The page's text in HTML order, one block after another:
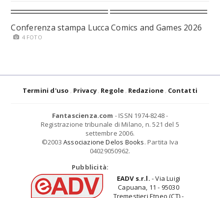
Conferenza stampa Lucca Comics and Games 2026
4 FOTO
Termini d'uso Privacy Regole Redazione Contatti
Fantascienza.com - ISSN 1974-8248 -
Registrazione tribunale di Milano, n. 521 del 5
settembre 2006.
©2003 Associazione Delos Books. Partita Iva
04029050962.
Pubblicità:
EADV s.r.l. - Via Luigi
Capuana, 11 - 95030
Tremestieri Etneo (CT) -